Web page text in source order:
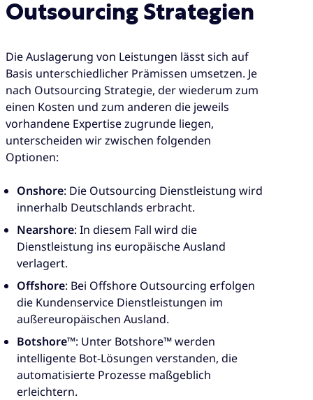
Outsourcing Strategien
Die Auslagerung von Leistungen lässt sich auf
Basis unterschiedlicher Prämissen umsetzen. Je
nach Outsourcing Strategie, der wiederum zum
einen Kosten und zum anderen die jeweils
vorhandene Expertise zugrunde liegen,
unterscheiden wir zwischen folgenden
Optionen:
Onshore: Die Outsourcing Dienstleistung wird
innerhalb Deutschlands erbracht.
Nearshore: In diesem Fall wird die
Dienstleistung ins europäische Ausland
verlagert.
Offshore: Bei Offshore Outsourcing erfolgen
die Kundenservice Dienstleistungen im
außereuropäischen Ausland.
Botshore™: Unter Botshore™ werden
intelligente Bot-Lösungen verstanden, die
automatisierte Prozesse maßgeblich
erleichtern.